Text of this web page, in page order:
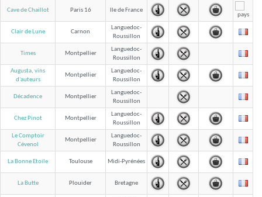
Cave de Chaillot Paris 16 Ile de France
Clair de Lune Carnon
Languedoc-
Roussillon
Times Montpellier
Languedoc-
Roussillon
Augusta, vins
d'auteurs
Montpellier
Languedoc-
Roussillon
Décadence Montpellier
Languedoc-
Roussillon
Chez Pinot Montpellier
Languedoc-
Roussillon
Le Comptoir
Cévenol
Montpellier
Languedoc-
Roussillon
La Bonne Etoile Toulouse Midi-Pyrénées
La Butte Plouider Bretagne